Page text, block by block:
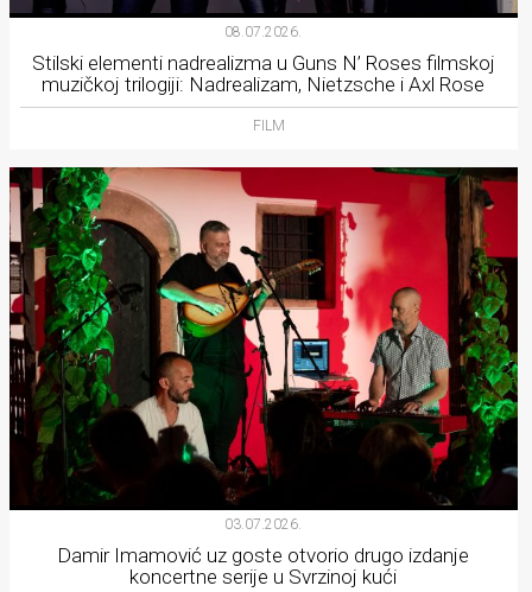
08.07.2026.
Stilski elementi nadrealizma u Guns N’ Roses filmskoj
muzičkoj trilogiji: Nadrealizam, Nietzsche i Axl Rose
FILM
03.07.2026.
Damir Imamović uz goste otvorio drugo izdanje
koncertne serije u Svrzinoj kući